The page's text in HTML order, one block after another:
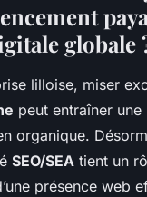
globale
lilloise, miser
peut entraîner une
organique.
SEO/SEA tient un
présence web